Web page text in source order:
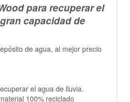
para recuperar el
capacidad de
de agua, al mejor precio
el agua de lluvia.
100% reciclado